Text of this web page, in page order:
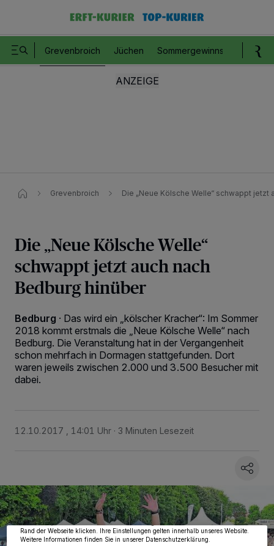
Grevenbroich Jüchen Sommergewinnspiel
Grevenbroich Die „Neue Kölsche Welle“ schwappt jetzt
Die „Neue Kölsche Welle“
schwappt jetzt auch nach
Bedburg hinüber
Bedburg · Das wird ein „kölscher Kracher“: Im Sommer
2018 kommt erstmals die „Neue Kölsche Welle“ nach
Bedburg. Die Veranstaltung hat in der Vergangenheit
schon mehrfach in Dormagen stattgefunden. Dort
waren jeweils zwischen 2.000 und 3.500 Besucher mit
dabei.
12.10.2017 , 14:01 Uhr 3 Minuten Lesezeit
-Partner speichern und greifen auf personenbezogene Daten
wie Browserdaten oder eindeutige Kennungen auf Ihrem Gerät zu. Durch Auswahl
Partner verarbeiten Daten, um Ihnen Dienste bereitzustellen“ aufgeführten
Zwecke. Wenn Tracker deaktiviert sind, sind manche Inhalte und Anzeigen
möglicherweise nicht mehr so relevant für Sie. Sie können dieses Menü jederzeit
wieder aufrufen, um Ihre Einstellungen zu ändern oder Ihre Einwilligung zu
widerrufen, indem Sie auf den Link Einstellungen oder Ablehnen am unteren
Rand der Webseite klicken. Ihre Einstellungen gelten innerhalb unseres Website.
Weitere Informationen finden Sie in unserer Datenschutzerklärung.